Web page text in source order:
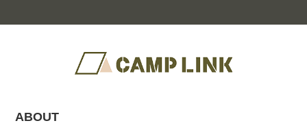
ABOUT